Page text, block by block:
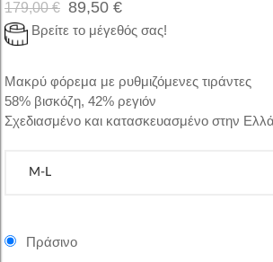
179,00 € 89,50 €
Βρείτε το μέγεθός σας!
Μακρύ φόρεμα με ρυθμιζόμενες τιράντες
58% βισκόζη, 42% ρεγιόν
Σχεδιασμένο και κατασκευασμένο στην
Πράσινο